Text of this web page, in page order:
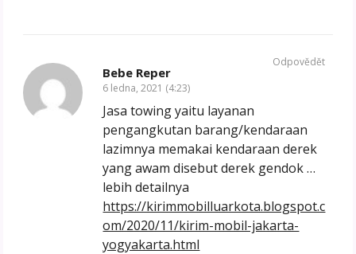
Bebe Reper
6 ledna, 2021 (4:23)
Jasa towing yaitu layanan
pengangkutan barang/kendaraan
lazimnya memakai kendaraan derek
yang awam disebut derek gendok …
lebih detailnya
https://kirimmobilluarkota.blogspot.c
om/2020/11/kirim-mobil-jakarta-
yogyakarta.html
Odpovědět